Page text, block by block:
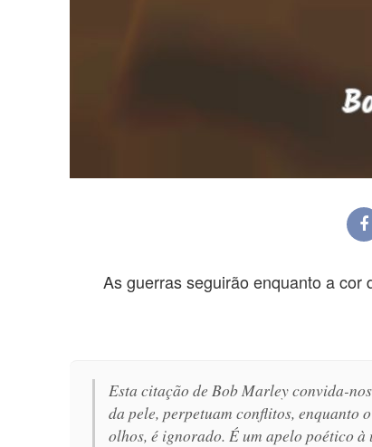
As guerras seguirão enquanto a
Esta citação de Bob Marley convida-
da pele, perpetuam conflitos, enquanto
olhos, é ignorado. É um apelo poético à